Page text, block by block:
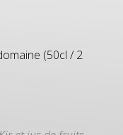
(50cl / 2